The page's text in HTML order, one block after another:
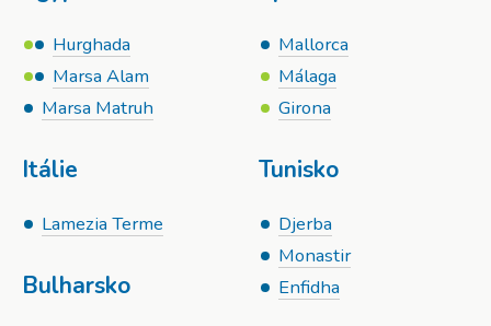
Hurghada
Marsa Alam
Marsa Matruh
Itálie
Lamezia Terme
Bulharsko
Mallorca
Málaga
Girona
Tunisko
Djerba
Monastir
Enfidha